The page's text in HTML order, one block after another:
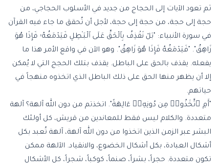
ثم تعود الآيات إلى الحجاج من جديد في الأسلوب الحجاجي، من
حجة إلى حجة، من حجة إلى حجة، لأجل أن تُحقق ما جاء فيه القرآن
في سورة الأنبياء: "بَلْ نَقْذِفُ بِٱلْحَقِّ عَلَى ٱلْبَـٰطِلِ فَيَدْمَغُهُۥ فَإِذَا هُوَ
زَاهِقٌ". "فَيَدْمَغُهُ فَإِذَا هُوَ زَاهِقٌ". وهو الآن في واقع الأمر هذا ما
يفعله. يقذف بالحق على الباطل. يقذف بتلك الحجج التي لا يُمكن
إلا أن يظهر منها الحق على ذلك الباطل الذي اتخذوه منهجاً في
حياتهم.
"أَمِ ٱتَّخَذُوا۟ مِن دُونِهِۦٓ ءَالِهَةً". اتخذتم من دون الله آلهة؟ آلهة
متعددة. والكلام ليس فقط للمعاندين من قريش، كل أولئك
البشر عبر الزمن الذين اتخذوا من دون الله آلهة، آلهة تُعبد بكل
أشكال العبادة، بكل أشكال الخضوع، والانقياد. الآلهة ممكن
تكون متعددة. حجراً، بشراً، صنماً، كوكباً، شجراً، كل الأشكال